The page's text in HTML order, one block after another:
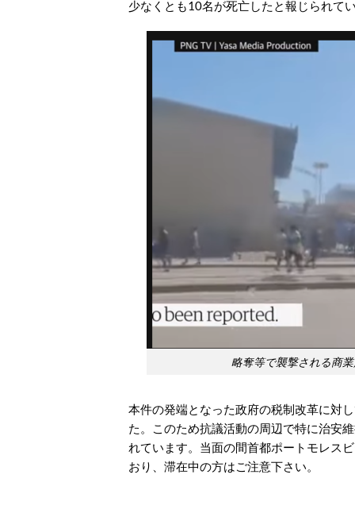
少なくとも10名が死亡したと報じられてい
略奪等で襲撃される商
本件の発端となった政府の税制改革に対
た。このため抗議活動の周辺で特に治安
れています。当面の間首都ポートモレス
おり、滞在中の方はご注意下さい。